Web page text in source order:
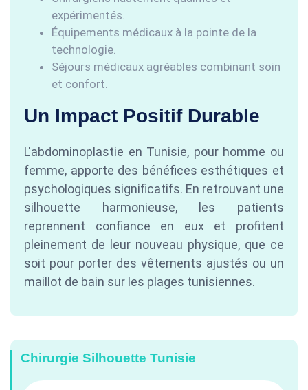
expérimentés.
Équipements médicaux à la pointe de la
technologie.
Séjours médicaux agréables combinant soin
et confort.
Un Impact Positif Durable
L'abdominoplastie en Tunisie, pour homme ou
femme, apporte des bénéfices esthétiques et
psychologiques significatifs. En retrouvant une
silhouette harmonieuse, les patients
reprennent confiance en eux et profitent
pleinement de leur nouveau physique, que ce
soit pour porter des vêtements ajustés ou un
maillot de bain sur les plages tunisiennes.
Chirurgie Silhouette Tunisie